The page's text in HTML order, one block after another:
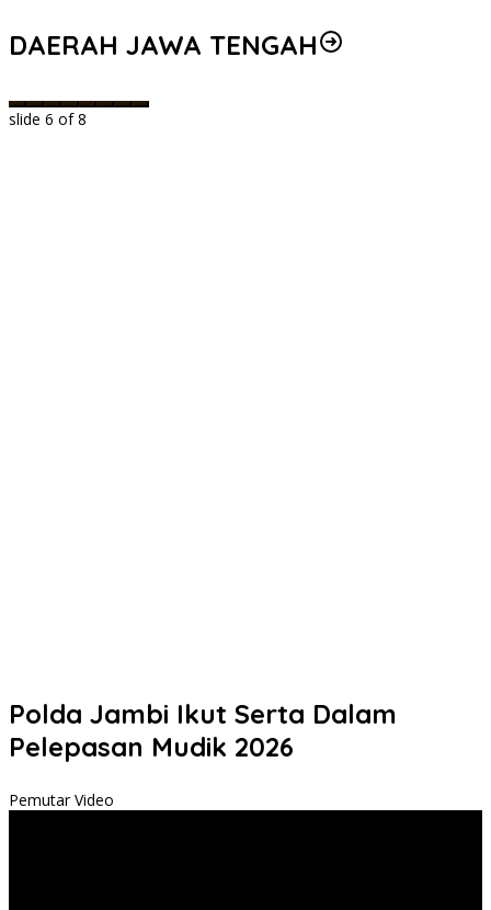
DAERAH JAWA TENGAH
slide 6 of 8
Polda Jambi Ikut Serta Dalam
Pelepasan Mudik 2026
Pemutar Video